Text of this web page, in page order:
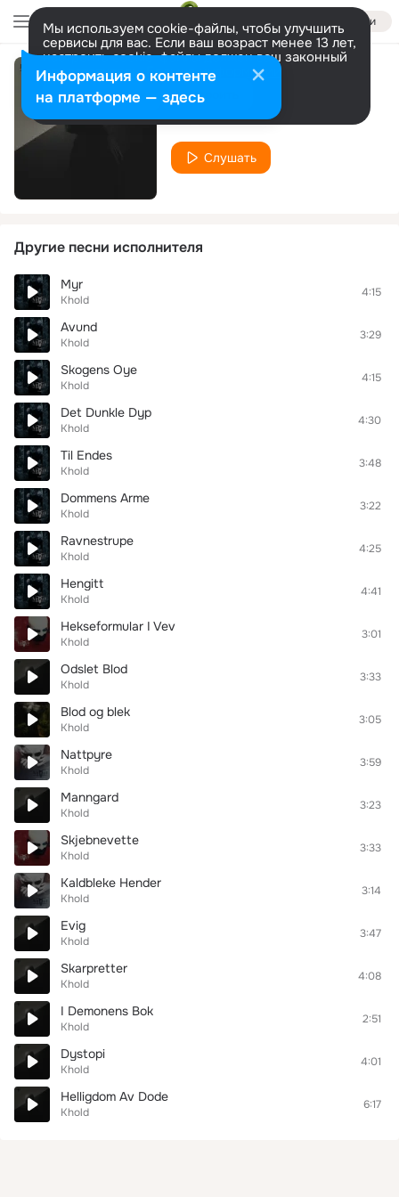
Войти
Мы используем cookie-файлы, чтобы улучшить
сервисы для вас. Если ваш возраст менее 13 лет,
настроить cookie-файлы должен ваш законный
представитель. Больше информации
Разрешить все Настроить
Apostel
Khold
Слушать
Другие песни исполнителя
Myr
Khold
4:15
Avund
Khold
3:29
Skogens Oye
Khold
4:15
Det Dunkle Dyp
Khold
4:30
Til Endes
Khold
3:48
Dommens Arme
Khold
3:22
Ravnestrupe
Khold
4:25
Hengitt
Khold
4:41
Hekseformular I Vev
Khold
3:01
Odslet Blod
Khold
3:33
Blod og blek
Khold
3:05
Nattpyre
Khold
3:59
Manngard
Khold
3:23
Skjebnevette
Khold
3:33
Kaldbleke Hender
Khold
3:14
Evig
Khold
3:47
Skarpretter
Khold
4:08
I Demonens Bok
Khold
2:51
Dystopi
Khold
4:01
Helligdom Av Dode
Khold
6:17
Информация о контенте
на платформе — здесь